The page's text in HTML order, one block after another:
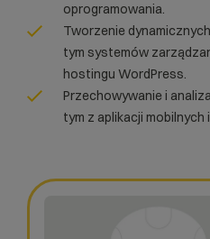
oprogramowania.
Tworzenie
tym systemów
hostingu WordPress.
Przechowywanie i
tym z aplikacji